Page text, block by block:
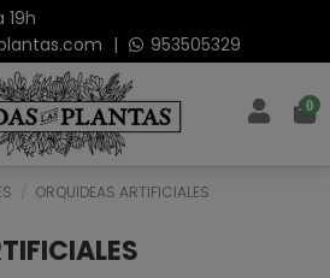
19h
| 953505329
0
ORQUIDEAS ARTIFICIALES